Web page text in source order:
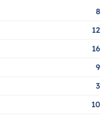
8
12
16
9
3
10